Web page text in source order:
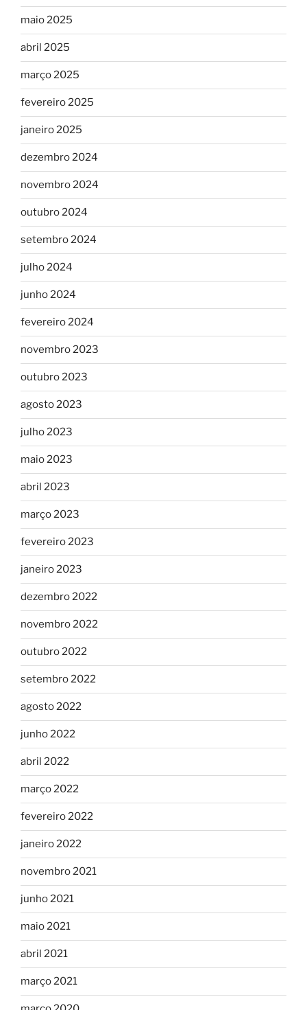
maio 2025
abril 2025
março 2025
fevereiro 2025
janeiro 2025
dezembro 2024
novembro 2024
outubro 2024
setembro 2024
julho 2024
junho 2024
fevereiro 2024
novembro 2023
outubro 2023
agosto 2023
julho 2023
maio 2023
abril 2023
março 2023
fevereiro 2023
janeiro 2023
dezembro 2022
novembro 2022
outubro 2022
setembro 2022
agosto 2022
junho 2022
abril 2022
março 2022
fevereiro 2022
janeiro 2022
novembro 2021
junho 2021
maio 2021
abril 2021
março 2021